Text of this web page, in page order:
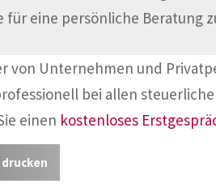
eine persönliche Beratung
von Unternehmen und
bei allen
einen kostenloses
drucken